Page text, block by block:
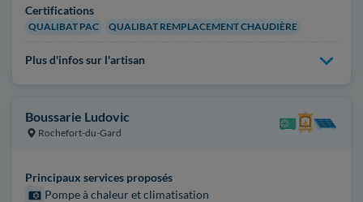
Certifications
QUALIBAT PAC QUALIBAT REMPLACEMENT CHAUDIÈRE
Plus d'infos sur l'artisan
Boussarie Ludovic
Rochefort-du-Gard
Principaux services proposés
Pompe à chaleur et climatisation